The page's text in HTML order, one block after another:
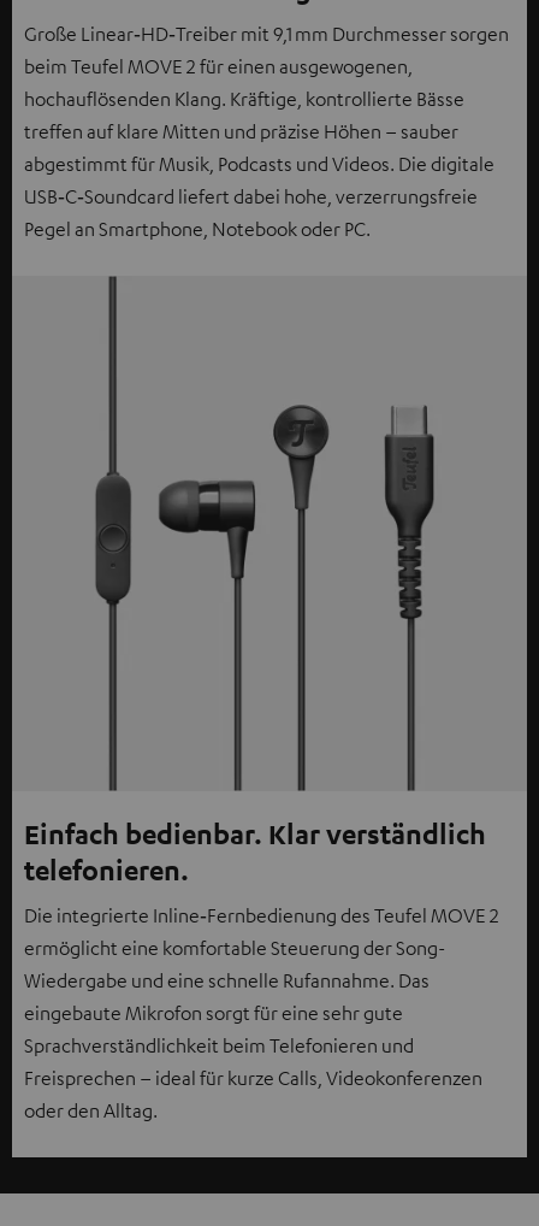
Große Linear‑HD‑Treiber mit 9,1 mm Durchmesser sorgen
beim Teufel MOVE 2 für einen ausgewogenen,
hochauflösenden Klang. Kräftige, kontrollierte Bässe
treffen auf klare Mitten und präzise Höhen – sauber
abgestimmt für Musik, Podcasts und Videos. Die digitale
USB‑C‑Soundcard liefert dabei hohe, verzerrungsfreie
Pegel an Smartphone, Notebook oder PC.
Einfach bedienbar. Klar verständlich
telefonieren.
Die integrierte Inline‑Fernbedienung des Teufel MOVE 2
ermöglicht eine komfortable Steuerung der Song-
Wiedergabe und eine schnelle Rufannahme. Das
eingebaute Mikrofon sorgt für eine sehr gute
Sprachverständlichkeit beim Telefonieren und
Freisprechen – ideal für kurze Calls, Videokonferenzen
oder den Alltag.